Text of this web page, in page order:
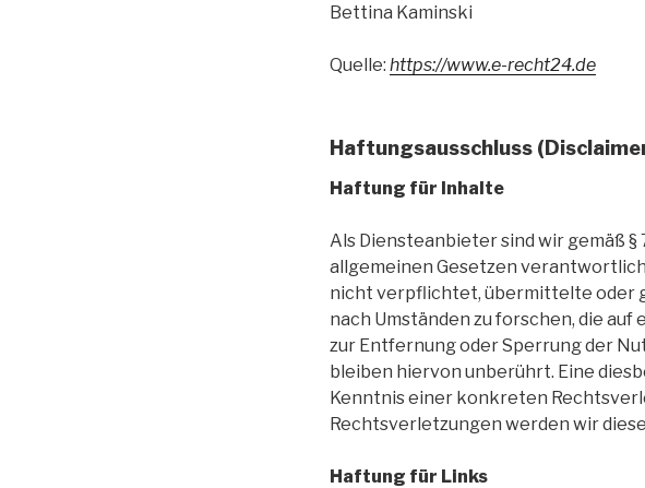
Bettina Kaminski
Quelle: https://www.e-recht24.de
Haftungsausschluss
Haftung für Inhalte
Als Diensteanbieter sind wir gemäß §
allgemeinen Gesetzen
nicht verpflichtet, übermittelte oder
nach Umständen zu forschen, die
zur Entfernung oder Sperrung der
bleiben hiervon unberührt. Eine
Kenntnis einer konkreten
Rechtsverletzungen werden wir
Haftung für Links